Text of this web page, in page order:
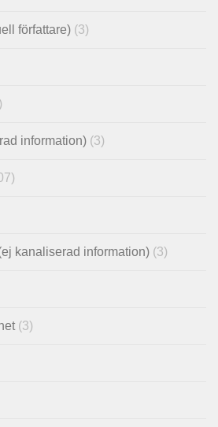
författare) (3)
information) (3)
kanaliserad information) (3)
(3)